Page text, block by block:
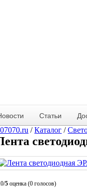
Статьи
/Каталог /
5 оценка (0 голосов)